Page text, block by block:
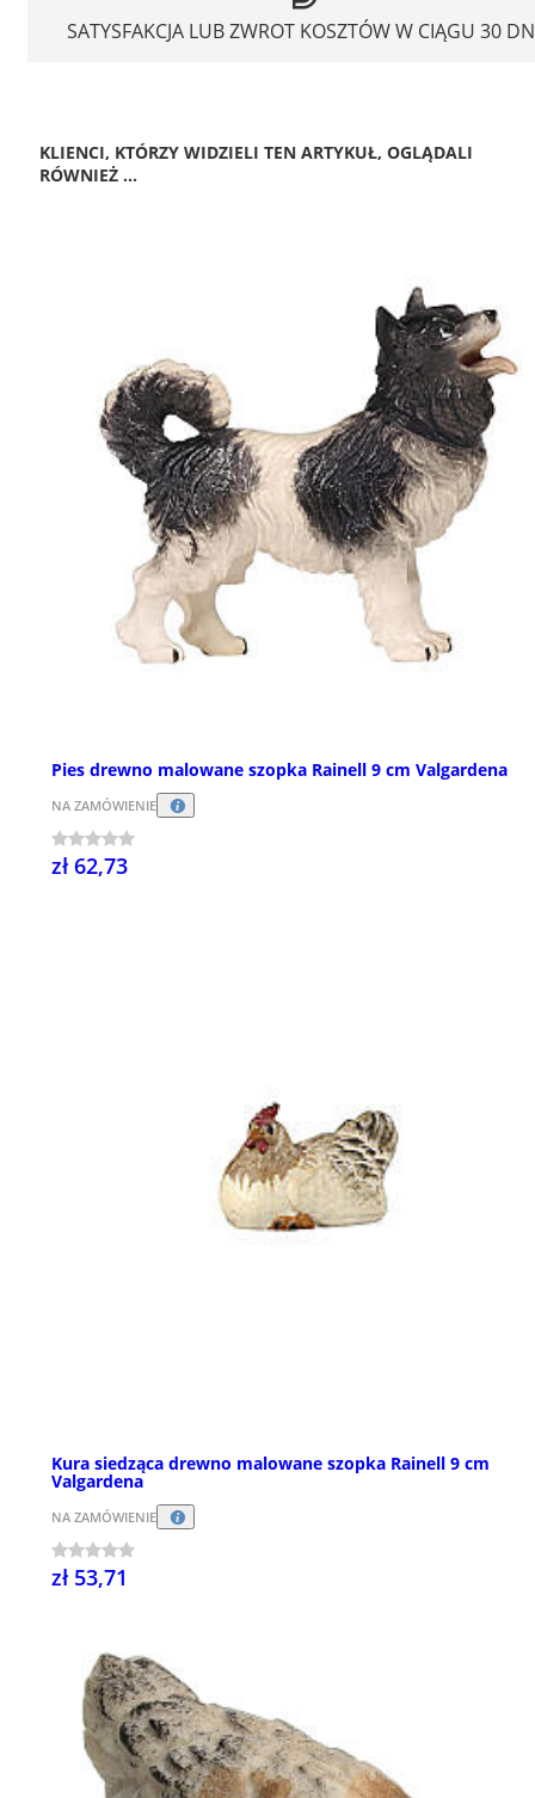
SATYSFAKCJA LUB ZWROT KOSZTÓW W CIĄGU 30
KLIENCI, KTÓRZY WIDZIELI TEN ARTYKUŁ, OGLĄDALI
RÓWNIEŻ ...
Pies drewno malowane szopka Rainell 9 cm Valgardena
NA ZAMÓWIENIE
zł 62,73
Kura siedząca drewno malowane szopka Rainell 9 cm
Valgardena
NA ZAMÓWIENIE
zł 53,71